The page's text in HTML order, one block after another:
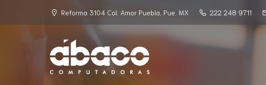
Reforma 3104 Col. Amor Puebla, Pue. MX 222 248 9711